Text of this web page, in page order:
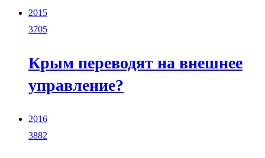
2015
3705
Крым переводят на внешнее
управление?
2016
3882